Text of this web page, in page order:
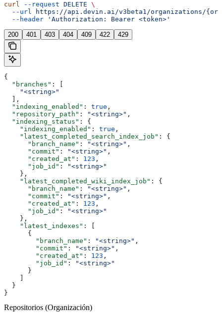
curl --request DELETE \
  --url
https://api.devin.ai/v3beta1/organizations/
  --header
'Authorization: Bearer <token>'
200 401 403 404 409 422 429
{
  "branches"
: [
    "<string>"
  ],
  "indexing_enabled"
: true ,
  "repository_path"
: "<string>" ,
  "indexing_status"
: {
    "indexing_enabled"
: true ,
    "latest_completed_search_index_job"
: {
      "branch_name"
: "<string>" ,
      "commit"
: "<string>" ,
      "created_at"
: 123 ,
      "job_id"
:
"<string>"
    },
    "latest_completed_wiki_index_job"
: {
      "branch_name"
: "<string>" ,
      "commit"
: "<string>" ,
      "created_at"
: 123 ,
      "job_id"
:
"<string>"
    },
    "latest_indexes"
: [
      {
        "branch_name"
: "<string>" ,
        "commit"
: "<string>" ,
        "created_at"
: 123 ,
        "job_id"
:
"<string>"
      }
  }
}
Repositorios (Organización)